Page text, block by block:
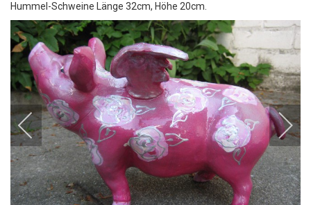
Hummel-Schweine Länge 32cm, Höhe 20cm.